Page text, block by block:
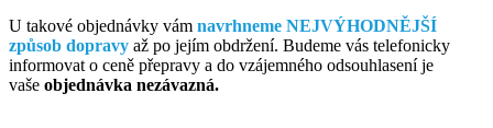
U takové objednávky vám navrhneme NEJVÝHODNĚJŠÍ
způsob dopravy až po jejím obdržení. Budeme vás telefonicky
informovat o ceně přepravy a do vzájemného odsouhlasení je
vaše objednávka nezávazná.